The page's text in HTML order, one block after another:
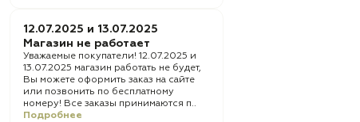
12.07.2025 и 13.07.2025
Магазин не работает
Уважаемые покупатели! 12.07.2025 и
13.07.2025 магазин работать не будет,
Вы можете оформить заказ на сайте
или позвонить по бесплатному
номеру! Все заказы принимаются п..
Подробнее